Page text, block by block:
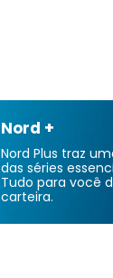
Nord +
Nord Plus traz
das séries
Tudo para você
carteira.